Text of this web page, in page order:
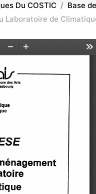
Du COSTIC Base
Laboratoire de